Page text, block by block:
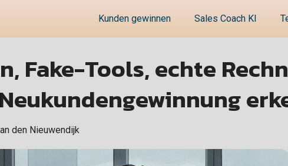
Kunden gewinnen Sales Coach KI
Fake-Tools, echte
den Nieuwendijk